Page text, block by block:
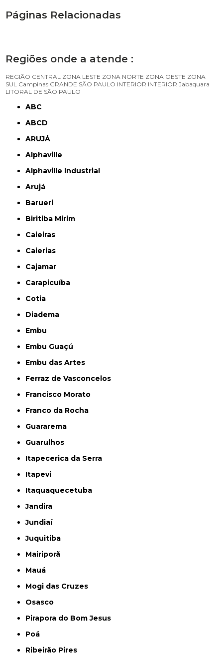
Páginas Relacionadas
Regiões onde a atende :
REGIÃO CENTRAL ZONA LESTE ZONA NORTE ZONA OESTE ZONA
SUL Campinas GRANDE SÃO PAULO INTERIOR INTERIOR Jabaquara
LITORAL DE SÃO PAULO
ABC
ABCD
ARUJÁ
Alphaville
Alphaville Industrial
Arujá
Barueri
Biritiba Mirim
Caieiras
Caierias
Cajamar
Carapicuíba
Cotia
Diadema
Embu
Embu Guaçú
Embu das Artes
Ferraz de Vasconcelos
Francisco Morato
Franco da Rocha
Guararema
Guarulhos
Itapecerica da Serra
Itapevi
Itaquaquecetuba
Jandira
Jundiaí
Juquitiba
Mairiporã
Mauá
Mogi das Cruzes
Osasco
Pirapora do Bom Jesus
Poá
Ribeirão Pires